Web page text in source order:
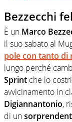
Bezzecchi
È un Marco
il suo sabato al
pole con tanto di
lungo perché
Sprint che lo
avvicinamento in
Digiannantonio,
di un